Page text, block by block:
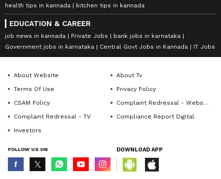
health tips in kannada
kitchen tips in kannada
EDUCATION & CAREER
job news in kannada Private Jobs
bank jobs in karnataka
Government jobs in karnataka
Central Govt Jobs in Kannada IT Jobs
About Website
About Tv
Terms Of Use
Privacy Policy
CSAM Policy
Complaint Redressal - Website
Complaint Redressal - TV
Compliance Report Digital
Investors
FOLLOW US ON DOWNLOAD APP